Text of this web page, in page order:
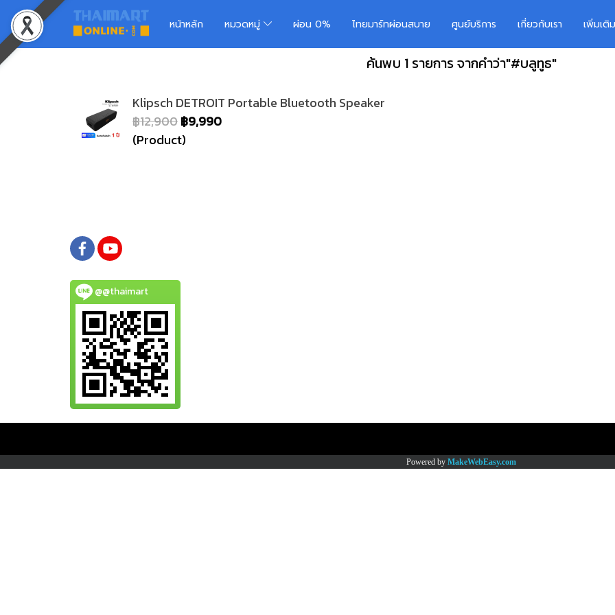
หน้าหลัก หมวดหมู่ ผ่อน 0% ไทยมาร์ทผ่อนสบาย ศูนย์บริการ เกี่ยวกับเรา เพิ่มเ
ค้นพบ 1 รายการ จากคำว่า"#บลูทูธ"
Klipsch DETROIT Portable Bluetooth Speaker
฿12,900฿9,990
(Product)
@@thaimart
Powered by MakeWebEasy.com